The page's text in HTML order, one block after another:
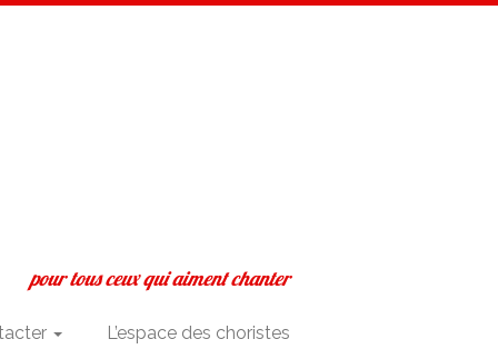
pour tous ceux qui aiment chanter
L’espace des choristes